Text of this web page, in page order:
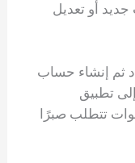
أو تعديل
ثم إنشاء حساب
تطبيق
تتطلب صبرًا